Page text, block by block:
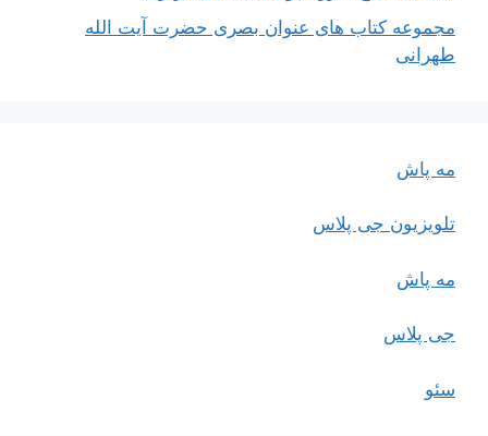
مجموعه کتاب های عنوان بصری حضرت آیت الله
طهرانی
مه پاش
تلویزیون جی پلاس
مه پاش
جی پلاس
سئو